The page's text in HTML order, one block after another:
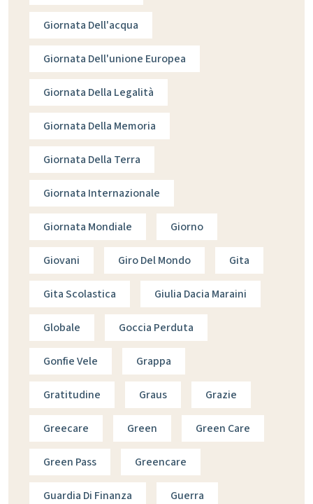
Giornata Dell'acqua
Giornata Dell'unione Europea
Giornata Della Legalità
Giornata Della Memoria
Giornata Della Terra
Giornata Internazionale
Giornata Mondiale Giorno
Giovani Giro Del Mondo Gita
Gita Scolastica Giulia Dacia Maraini
Globale Goccia Perduta
Gonfie Vele Grappa
Gratitudine Graus Grazie
Greecare Green Green Care
Green Pass Greencare
Guardia Di Finanza Guerra